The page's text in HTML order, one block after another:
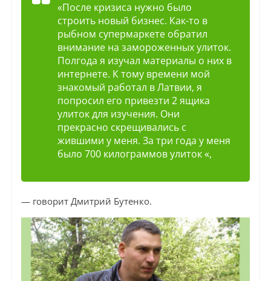
«После кризиса нужно было
строить новый бизнес. Как-то в
рыбном супермаркете обратил
внимание на замороженных улиток.
Полгода я изучал материалы о них в
интернете. К тому времени мой
знакомый работал в Латвии, я
попросил его привезти 2 ящика
улиток для изучения. Они
прекрасно скрещивались с
жившими у меня. За три года у меня
было 700 килограммов улиток «,
— говорит Дмитрий Бутенко.